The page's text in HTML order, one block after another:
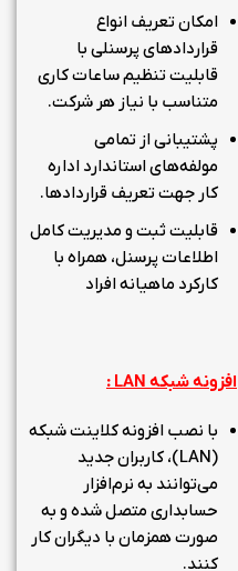
امکان تعریف انواع
قراردادهای پرسنلی با
قابلیت تنظیم ساعات کاری
متناسب با نیاز هر شرکت.
پشتیبانی از تمامی
مولفه‌های استاندارد اداره
کار جهت تعریف قراردادها.
قابلیت ثبت و مدیریت کامل
اطلاعات پرسنل، همراه با
کارکرد ماهیانه افراد
افزونه شبکهLAN
:
با نصب افزونه کلاینت شبکه
(LAN)، کاربران جدید
می‌توانند به نرم‌افزار
حسابداری متصل شده و به
صورت همزمان با دیگران کار
کنند.